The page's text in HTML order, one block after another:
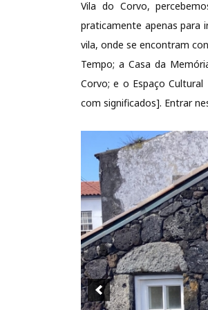
Vila do Corvo,
praticamente apenas para
vila, onde se encontram
Tempo; a Casa da
Corvo; e o Espaço
com significados]. Entrar